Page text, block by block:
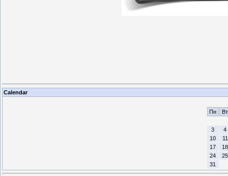
Calendar
Пн
Вт
3
4
10
11
17
18
24
25
31